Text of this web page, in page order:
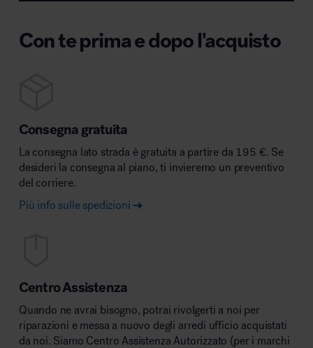
Con te prima e dopo l'acquisto
Consegna gratuita
La consegna lato strada è gratuita a partire da 195 €. Se
desideri la consegna al piano, ti invieremo un preventivo
del corriere.
Più info sulle spedizioni
Centro Assistenza
Quando ne avrai bisogno, potrai rivolgerti a noi per
riparazioni e messa a nuovo degli arredi ufficio acquistati
da noi. Siamo Centro Assistenza Autorizzato (per i marchi